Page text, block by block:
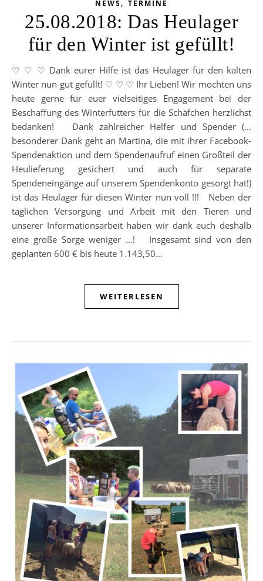
NEWS TERMINE
25.08.2018: Das Heulager
für den Winter ist gefüllt!
♡ ♡ ♡ Dank eurer Hilfe ist das Heulager für den kalten
Winter nun gut gefüllt! ♡ ♡ ♡ Ihr Lieben! Wir möchten uns
heute gerne für euer vielseitiges Engagement bei der
Beschaffung des Winterfutters für die Schäfchen herzlichst
bedanken! Dank zahlreicher Helfer und Spender (…
besonderer Dank geht an Martina, die mit ihrer Facebook-
Spendenaktion und dem Spendenaufruf einen Großteil der
Heulieferung gesichert und auch für separate
Spendeneingänge auf unserem Spendenkonto gesorgt hat!)
ist das Heulager für diesen Winter nun voll !!! Neben der
täglichen Versorgung und Arbeit mit den Tieren und
unserer Informationsarbeit haben wir dank euch deshalb
eine große Sorge weniger …! Insgesamt sind von den
geplanten 600 € bis heute 1.143,50…
WEITERLESEN